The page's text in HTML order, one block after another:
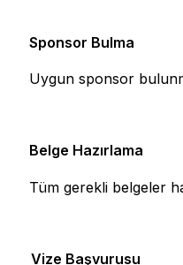
Sponsor Bulma
Uygun sponsor
Belge Hazırlama
Tüm gerekli belgeler
Vize Başvurusu